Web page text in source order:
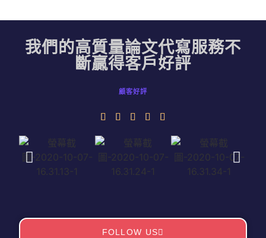
我們的高質量論文代寫服務不
斷贏得客戶好評
顧客好評
FOLLOW US